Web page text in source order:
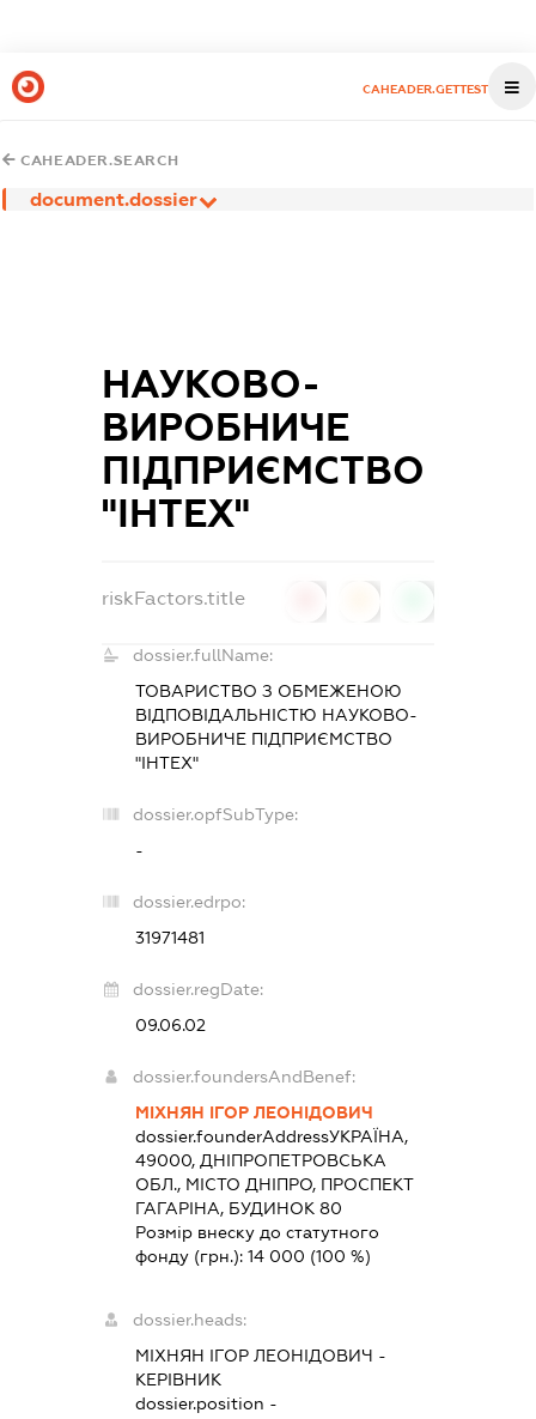
CAHEADER.GETTEST
CAHEADER.SEARCH
document.dossier
НАУКОВО-
ВИРОБНИЧЕ
ПІДПРИЄМСТВО
"ІНТЕХ"
riskFactors.title
dossier.fullName:
ТОВАРИСТВО З ОБМЕЖЕНОЮ
ВІДПОВІДАЛЬНІСТЮ НАУКОВО-
ВИРОБНИЧЕ ПІДПРИЄМСТВО
"ІНТЕХ"
dossier.opfSubType:
-
dossier.edrpo:
31971481
dossier.regDate:
09.06.02
dossier.foundersAndBenef:
МІХНЯН ІГОР ЛЕОНІДОВИЧ
dossier.founderAddressУКРАЇНА,
49000, ДНІПРОПЕТРОВСЬКА
ОБЛ., МІСТО ДНІПРО, ПРОСПЕКТ
ГАГАРІНА, БУДИНОК 80
Розмір внеску до статутного
фонду (грн.):14 000 (100 %)
dossier.heads:
МІХНЯН ІГОР ЛЕОНІДОВИЧ -
КЕРІВНИК
dossier.position -